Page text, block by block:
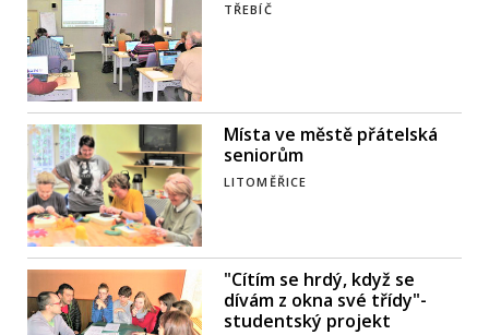
TŘEBÍČ
Místa ve městě přátelská
seniorům
LITOMĚŘICE
"Cítím se hrdý, když se
dívám z okna své třídy"-
studentský projekt